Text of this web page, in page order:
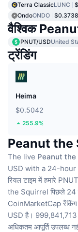
Terra ClassicLUNC
OndoONDO $0.3738
वैश्विक
PNUT/USDUnited
ट्रेंडिंग
Heima
$0.5042
255.9%
Peanut the
The live Peanut
USD with a 24-
रियल टाइम में हमारे
the Squirrel पिछले 24
CoinMarketCap
USD है। 999,841,713
अधिकतम आपूर्ति उपलब्ध